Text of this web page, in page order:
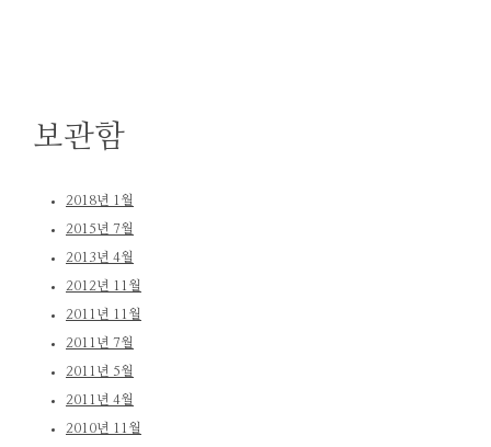
보관함
2018년 1월
2015년 7월
2013년 4월
2012년 11월
2011년 11월
2011년 7월
2011년 5월
2011년 4월
2010년 11월